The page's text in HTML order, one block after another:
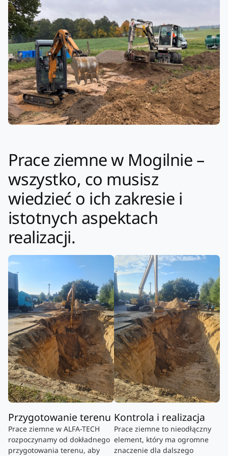
Prace ziemne w Mogilnie –
wszystko, co musisz
wiedzieć o ich zakresie i
istotnych aspektach
realizacji.
Przygotowanie terenu
Prace ziemne w ALFA-TECH
rozpoczynamy od dokładnego
przygotowania terenu, aby
Kontrola i realizacja
Prace ziemne to nieodłączny
element, który ma ogromne
znaczenie dla dalszego